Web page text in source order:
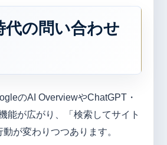
代の問い合わせ
のAI OverviewやChatGPT・
能が広がり、「検索してサイト
が変わりつつあります。